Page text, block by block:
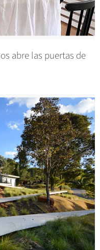
abre las puertas de